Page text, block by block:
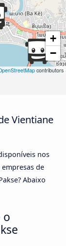
+
−
contributors
Vientiane
nos
de
Abaixo
o